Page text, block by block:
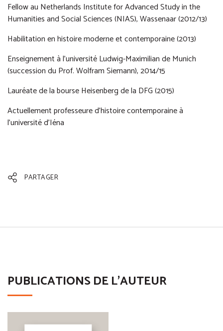
Fellow au Netherlands Institute for Advanced Study in the
Humanities and Social Sciences (NIAS), Wassenaar (2012/13)
Habilitation en histoire moderne et contemporaine (2013)
Enseignement à l’université Ludwig-Maximilian de Munich
(succession du Prof. Wolfram Siemann), 2014/15
Lauréate de la bourse Heisenberg de la DFG (2015)
Actuellement professeure d’histoire contemporaine à
l’université d’Iéna
PARTAGER
PUBLICATIONS DE L'AUTEUR